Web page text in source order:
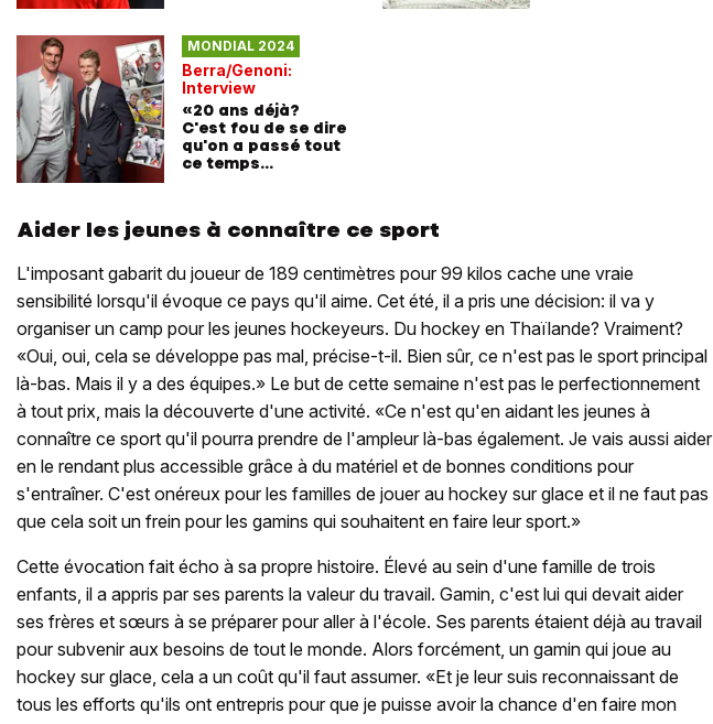
MONDIAL 2024
Berra/Genoni:
Interview
«20 ans déjà?
C'est fou de se dire
qu'on a passé tout
ce temps
Aider les jeunes à connaître ce sport
L'imposant gabarit du joueur de 189 centimètres pour 99 kilos cache une vraie
sensibilité lorsqu'il évoque ce pays qu'il aime. Cet été, il a pris une décision: il va y
organiser un camp pour les jeunes hockeyeurs. Du hockey en Thaïlande? Vraiment?
«Oui, oui, cela se développe pas mal, précise-t-il. Bien sûr, ce n'est pas le sport principal
là-bas. Mais il y a des équipes.» Le but de cette semaine n'est pas le perfectionnement
à tout prix, mais la découverte d'une activité. «Ce n'est qu'en aidant les jeunes à
connaître ce sport qu'il pourra prendre de l'ampleur là-bas également. Je vais aussi aider
en le rendant plus accessible grâce à du matériel et de bonnes conditions pour
s'entraîner. C'est onéreux pour les familles de jouer au hockey sur glace et il ne faut pas
que cela soit un frein pour les gamins qui souhaitent en faire leur sport.»
Cette évocation fait écho à sa propre histoire. Élevé au sein d'une famille de trois
enfants, il a appris par ses parents la valeur du travail. Gamin, c'est lui qui devait aider
ses frères et sœurs à se préparer pour aller à l'école. Ses parents étaient déjà au travail
pour subvenir aux besoins de tout le monde. Alors forcément, un gamin qui joue au
hockey sur glace, cela a un coût qu'il faut assumer. «Et je leur suis reconnaissant de
tous les efforts qu'ils ont entrepris pour que je puisse avoir la chance d'en faire mon